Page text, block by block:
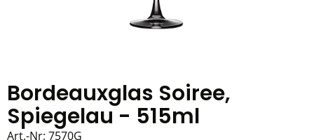
Bordeauxglas Soiree,
Spiegelau - 515ml
Art.-Nr: 7570G